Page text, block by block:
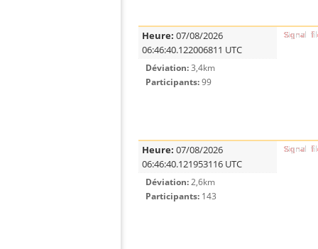
Heure: 07/08/2026
06:46:40.122006811 UTC
Déviation:3,4km
Participants:99
Heure: 07/08/2026
06:46:40.121953116 UTC
Déviation:2,6km
Participants: 143